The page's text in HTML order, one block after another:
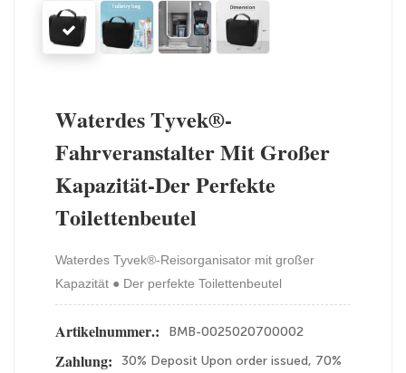
Waterdes Tyvek®-
Fahrveranstalter Mit Großer
Kapazität-Der Perfekte
Toilettenbeutel
Waterdes Tyvek®-Reisorganisator mit großer
Kapazität ● Der perfekte Toilettenbeutel
Artikelnummer.:
BMB-0025020700002
Zahlung:
30% Deposit Upon order issued, 70%